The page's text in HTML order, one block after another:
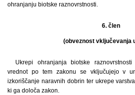
ohranjanju biotske raznovrstnosti.
6. člen
(obveznost vključevanja
Ukrepi ohranjanja biotske
vrednot po tem zakonu se vključujejo v
izkoriščanje naravnih dobrin ter ukrepe
ki ga določa zakon.